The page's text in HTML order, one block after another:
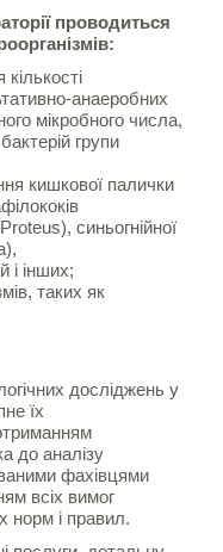
проводиться
анаеробних
мікробного числа,
групи
кишкової палички
синьогнійної
і інших;
таких як
досліджень у
їх
до аналізу
фахівцями
всіх вимог
норм і правил.